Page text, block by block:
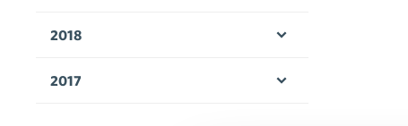
2018
2017